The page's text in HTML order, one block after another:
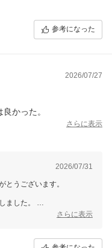
参考になった
2026/07/27
さらに表示
2026/07/31
とうございます。
ました。
さらに表示